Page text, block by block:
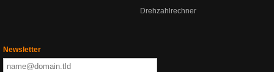
Drehzahlrechner
Newsletter